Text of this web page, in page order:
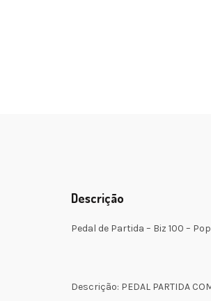
Descrição
Pedal de Partida – Biz 100 –
Descrição: PEDAL PARTIDA